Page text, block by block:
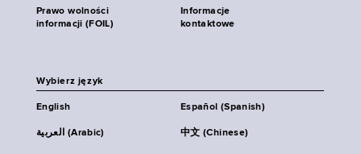
Prawo wolności
informacji (FOIL)
Informacje
kontaktowe
Wybierz język
English Español (Spanish)
العربية (Arabic) 中文 (Chinese)